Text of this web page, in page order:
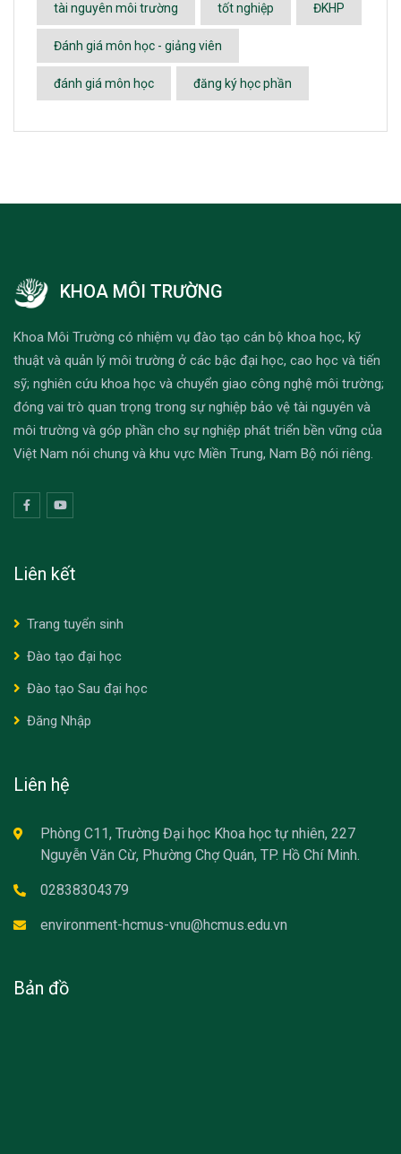
tài nguyên môi trường tốt nghiệp ĐKHP
Đánh giá môn học - giảng viên
đánh giá môn học đăng ký học phần
KHOA MÔI TRƯỜNG
Khoa Môi Trường có nhiệm vụ đào tạo cán bộ khoa học, kỹ
thuật và quản lý môi trường ở các bậc đại học, cao học và tiến
sỹ; nghiên cứu khoa học và chuyển giao công nghệ môi trường;
đóng vai trò quan trọng trong sự nghiệp bảo vệ tài nguyên và
môi trường và góp phần cho sự nghiệp phát triển bền vững của
Việt Nam nói chung và khu vực Miền Trung, Nam Bộ nói riêng.
Liên kết
Trang tuyển sinh
Đào tạo đại học
Đào tạo Sau đại học
Đăng Nhập
Liên hệ
Phòng C11, Trường Đại học Khoa học tự nhiên, 227
Nguyễn Văn Cừ, Phường Chợ Quán, TP. Hồ Chí Minh.
02838304379
environment-hcmus-vnu@hcmus.edu.vn
Bản đồ